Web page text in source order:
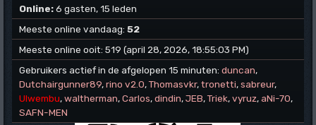
Online:6 gasten, 15 leden
Meeste online vandaag: 52
Meeste online ooit: 519 (april 28, 2026, 18:55:03 PM)
Gebruikers actief in de afgelopen 15 minuten: duncan,
Dutchairgunner89,rino v2.0,Thomasvkr,tronetti,sabreur,
Ulwembu,waltherman,Carlos,dindin,JEB,Triek,vyruz,aNi-70,
SAFN-MEN